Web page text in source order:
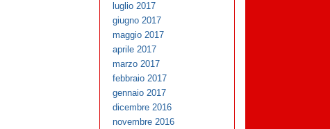
luglio 2017
giugno 2017
maggio 2017
aprile 2017
marzo 2017
febbraio 2017
gennaio 2017
dicembre 2016
novembre 2016